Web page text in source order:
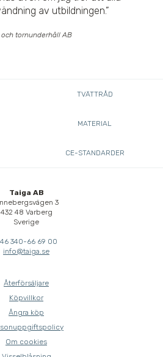
av utbildningen.
tornunderhåll AB
TVÄTTRÅD
MATERIAL
CE-STANDARDER
Taiga AB
3
432 48 Varberg
Sverige
340-66 69 00
info@taiga.se
Återförsäljare
Köpvillkor
Ångra köp
Om cookies